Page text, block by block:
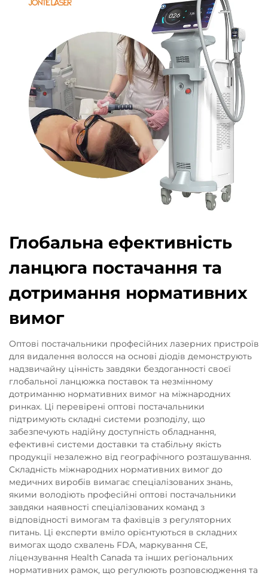
Глобальна ефективність
ланцюга постачання та
дотримання нормативних
вимог
Оптові постачальники професійних лазерних пристроїв
для видалення волосся на основі діодів демонструють
надзвичайну цінність завдяки бездоганності своєї
глобальної ланцюжка поставок та незмінному
дотриманню нормативних вимог на міжнародних
ринках. Ці перевірені оптові постачальники
підтримують складні системи розподілу, що
забезпечують надійну доступність обладнання,
ефективні системи доставки та стабільну якість
продукції незалежно від географічного розташування.
Складність міжнародних нормативних вимог до
медичних виробів вимагає спеціалізованих знань,
якими володіють професійні оптові постачальники
завдяки наявності спеціалізованих команд з
відповідності вимогам та фахівців з регуляторних
питань. Ці експерти вміло орієнтуються в складних
вимогах щодо схвалень FDA, маркування CE,
ліцензування Health Canada та інших регіональних
нормативних рамок, що регулюють розповсюдження та